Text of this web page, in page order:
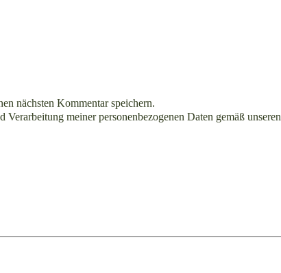
nächsten Kommentar speichern.
meiner personenbezogenen Daten gemäß unseren